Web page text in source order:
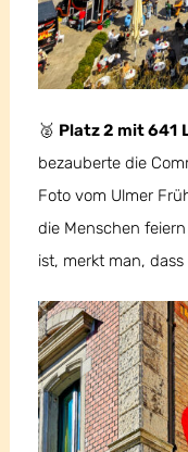
🥈 Platz 2 mit 641
bezauberte die
Foto vom Ulmer
die Menschen
ist, merkt man,